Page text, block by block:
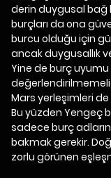
derin duygusal bağ
burçları da ona
burcu olduğu için
ancak duygusallık
Yine de burç
Mars yerleşimleri
Bu yüzden Yengeç
sadece burç
bakmak gerekir.
zorlu görünen